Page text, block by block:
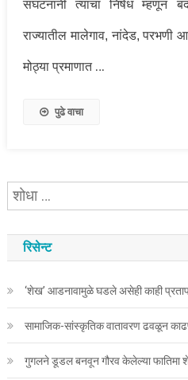
संघटनांनी त्याचा निषेध म्हणून
राज्यातील मालेगाव, नांदेड, परभणी
मोठ्या प्रमाणात …
पुढे वाचा
रिसेन्ट
‘शेख’ आडनावामुळे घडले असेही काही
सामाजिक-सांस्कृतिक वातावरण ढवळून
गुगलने डूडल बनवून गौरव केलेल्या